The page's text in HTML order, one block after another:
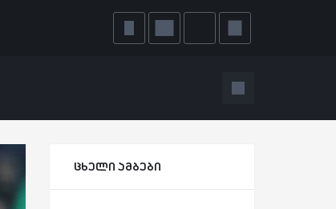
ცხელი ამბები